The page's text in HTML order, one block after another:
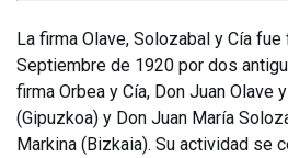
La firma Olave, Solozabal y Cía
Septiembre de 1920 por dos
firma Orbea y Cía, Don Juan Olave
(Gipuzkoa) y Don Juan María
Markina (Bizkaia). Su actividad se